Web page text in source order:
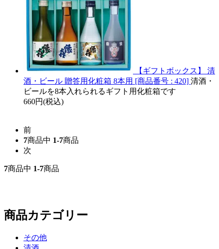
【ギフトボックス】 清
酒・ビール 贈答用化粧箱 8本用 [商品番号 : 420] 清酒・
ビールを8本入れられるギフト用化粧箱です
660円(税込)
前
7商品中 1-7商品
次
7商品中 1-7商品
商品カテゴリー
その他